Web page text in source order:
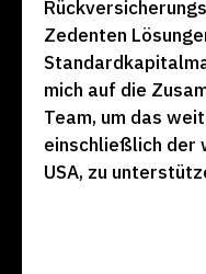
Zedenten
mich auf die
Team, um das
einschließlich der
USA, zu